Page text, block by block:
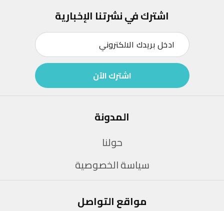
اشترك في نشرتنا الإخبارية
اشترك الآن
المدونة
حولنا
سياسة الخصوصية
مواقع التواصل